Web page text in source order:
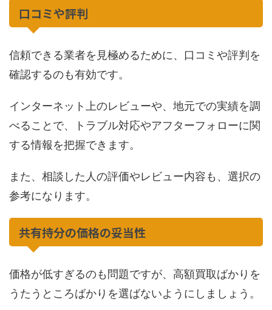
口コミや評判
信頼できる業者を見極めるために、口コミや評判を
確認するのも有効です。
インターネット上のレビューや、地元での実績を調
べることで、トラブル対応やアフターフォローに関
する情報を把握できます。
また、相談した人の評価やレビュー内容も、選択の
参考になります。
共有持分の価格の妥当性
価格が低すぎるのも問題ですが、高額買取ばかりを
うたうところばかりを選ばないようにしましょう。